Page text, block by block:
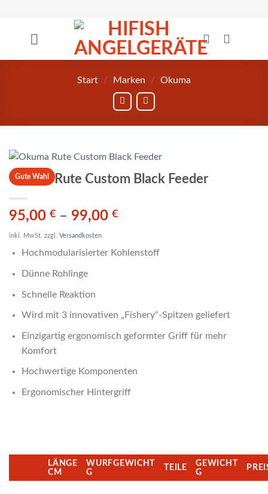
springen
Start / Marken / Okuma
Gute Wahl
Okuma Rute Custom Black Feeder
95,00 € – 99,00 €
inkl. MwSt. zzgl. Versandkosten
Hochmodularisierter Kohlenstoff
Dünne Rohlinge
Schnelle Reaktion
Wird mit 3 innovativen „Fishery“-Spitzen geliefert
Einzigartig ergonomisch geformter Griff für mehr
Komfort
Hochwertige Komponenten
Ergonomischer Hintergriff
LÄNGE
CM
WURFGEWICHT
G
TEILE
GEWICHT
G